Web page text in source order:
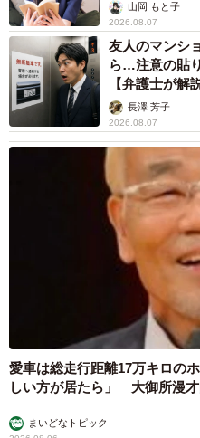
山岡 もと子
2026.08.07
友人のマンシ
ら…注意の貼
【弁護士が解
長澤 芳子
2026.08.07
愛車は総走行距離17万キロの
しい方が居たら」 大御所漫
まいどなトピック